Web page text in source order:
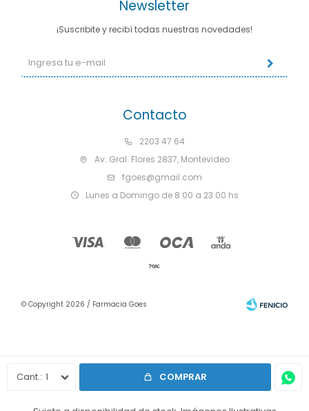
1 COMPRAR
Contacto
2203 47 64
Av. Gral. Flores 2837, Montevideo
fgoes@gmail.com
Lunes a Domingo de 8:00 a 23:00 hs
Newsletter
¡Suscribite y recibí todas nuestras novedades!
© Copyright 2026 / Farmacia Goes